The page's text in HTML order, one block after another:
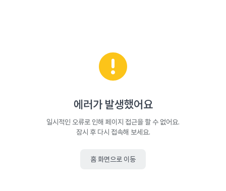
에러가 발생했어요
일시적인 오류로 인해 페이지 접근을 할 수 없어요.
잠시 후 다시 접속해 보세요.
홈 화면으로 이동